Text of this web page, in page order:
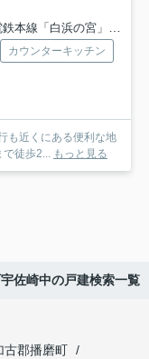
線「白浜の宮」駅 徒歩21分
カウンターキッチン
も近くにある便利な地
で徒歩2... もっと見る
佐崎中の戸建検索一覧
古郡播磨町